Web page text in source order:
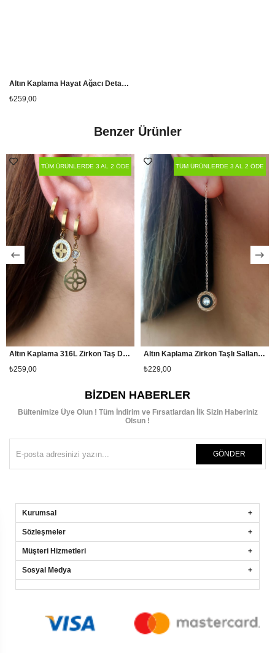
Altın Kaplama Hayat Ağacı Detaylı Zirkon Taşlı Çelik Küpe
₺259,00
Benzer Ürünler
Altın Kaplama 316L Zirkon Taş Detaylı 3'lü Çelik Küpe
₺259,00
TÜM ÜRÜNLERDE 3 AL 2 ÖDE
Altın Kaplama Zirkon Taşlı Sallantılı 316L Kalite Yuvarlak Paslanmaz Çelik Küpe
₺229,00
TÜM ÜRÜNLERDE 3 AL 2 ÖDE
BIZDEN HABERLER
Bültenimize Üye Olun ! Tüm İndirim ve Fırsatlardan İlk Sizin Haberiniz
Olsun !
GÖNDER
Kurumsal
Sözleşmeler
Müşteri Hizmetleri
Sosyal Medya